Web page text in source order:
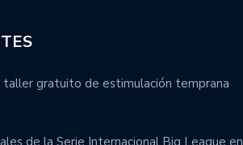
taller gratuito de estimulación temprana
de la Serie Internacional Big League en